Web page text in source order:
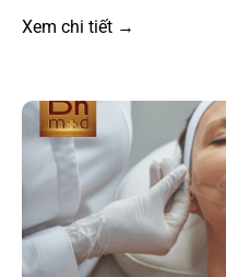
Xem chi tiết →